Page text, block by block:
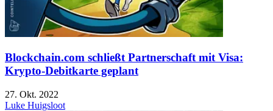
Blockchain.com schließt Partnerschaft mit Visa:
Krypto-Debitkarte geplant
27. Okt. 2022
Luke Huigsloot